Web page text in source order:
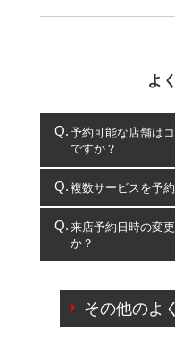
よ
予約可能な店舗は
ですか？
コクピット・タイ
複数サービスを予
複数サービスのご
一部の商品・サービス
出来ないものもござい
来店予約日時の変
か？
ご来店予約日の3営
の日時変更につき
その他のよ